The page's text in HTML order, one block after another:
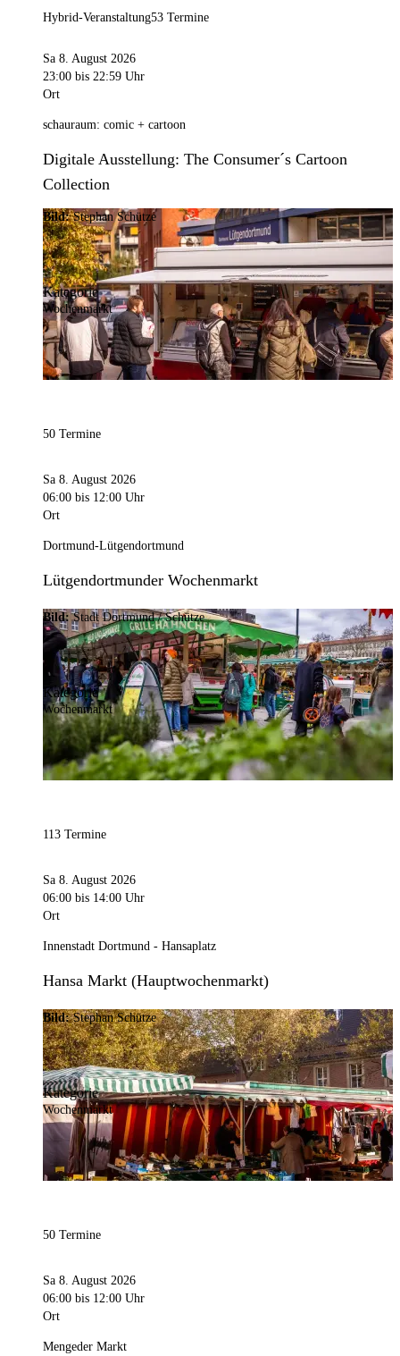
Hybrid-Veranstaltung53 Termine
Sa 8. August 2026
23:00 bis 22:59 Uhr
Ort
schauraum: comic + cartoon
Digitale Ausstellung: The Consumer´s Cartoon
Collection
Bild:Stephan Schütze
Kategorie
Wochenmarkt
50 Termine
Sa 8. August 2026
06:00 bis 12:00 Uhr
Ort
Dortmund-Lütgendortmund
Lütgendortmunder Wochenmarkt
Bild:Stadt Dortmund / Schütze
Kategorie
Wochenmarkt
113 Termine
Sa 8. August 2026
06:00 bis 14:00 Uhr
Ort
Innenstadt Dortmund - Hansaplatz
Hansa Markt (Hauptwochenmarkt)
Bild:Stephan Schütze
Kategorie
Wochenmarkt
50 Termine
Sa 8. August 2026
06:00 bis 12:00 Uhr
Ort
Mengeder Markt